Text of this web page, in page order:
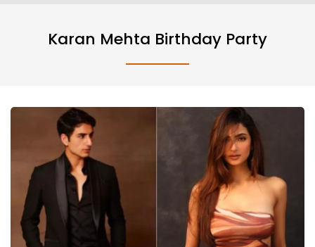
Karan Mehta Birthday Party